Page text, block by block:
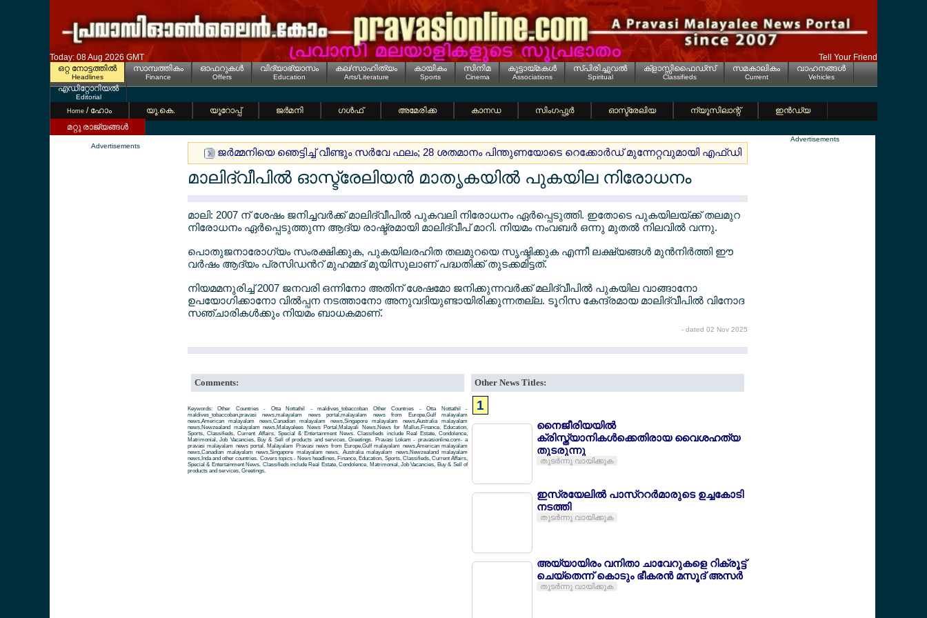
Today: 08 Aug 2026 GMT
Tell Your Friend
ഒറ്റ നോട്ടത്തില്‍
Headlines
സാമ്പത്തികം
Finance
ഓഫറുകള്‍
Offers
വിദ്യാഭ്യാസം
Education
കല/സാഹിത്യം
Arts/Literature
കായികം
Sports
സിനിമ
Cinema
കൂട്ടായ്മകള്‍
Associations
സ്പിരിച്ചുവല്‍
Spiritual
ക്ളാസ്സിഫൈഡ്സ്
Classifieds
സമകാലികം
Current
വാഹനങ്ങള്‍
Vehicles
എഡിറ്റോറിയല്‍
Editorial
Home / ഹോം യൂ.കെ. യൂറോപ്പ് ജര്‍മനി ഗള്‍ഫ് അമേരിക്ക കാനഡ സിംഗപ്പൂര്‍ ഓസ്ട്രേലിയ ന്യൂസിലാന്റ്
ഇന്‍ഡ്യ
മറ്റു രാജ്യങ്ങള്‍
Advertisements
ജര്‍മ്മനിയെ ഞെട്ടിച്ച് വീണ്ടും സര്‍വേ ഫലം; 28 ശതമാനം പിന്തുണയോടെ റെക്കോര്‍ഡ് മുന്നേറ്റവുമായി എഫ്ഡി
മാലിദ്വീപില്‍ ഓസ്ട്രേലിയന്‍ മാതൃകയില്‍ പുകയില നിരോധനം
മാലി: 2007 ന് ശേഷം ജനിച്ചവര്‍ക്ക് മാലിദ്വീപില്‍ പുകവലി നിരോധനം ഏര്‍പ്പെടുത്തി. ഇതോടെ പുകയിലയ്ക്ക് തലമുറ
നിരോധനം ഏര്‍പ്പെടുത്തുന്ന ആദ്യ രാഷ്ട്രമായി മാലിദ്വീപ് മാറി. നിയമം നംവബര്‍ ഒന്നു മുതല്‍ നിലവില്‍ വന്നു.
പൊതുജനാരോഗ്യം സംരക്ഷിക്കുക, പുകയിലരഹിത തലമുറയെ സൃഷ്ടിക്കുക എന്നീ ലക്ഷ്യങ്ങള്‍ മുന്‍നിര്‍ത്തി ഈ
വര്‍ഷം ആദ്യം പ്രസിഡന്‍റ് മുഹമ്മദ് മുയിസുലാണ് പദ്ധതിക്ക് തുടക്കമിട്ടത്.
നിയമമനുരിച്ച് 2007 ജനവരി ഒന്നിനോ അതിന് ശേഷമോ ജനിക്കുന്നവര്‍ക്ക് മലിദ്വീപില്‍ പുകയില വാങ്ങാനോ
ഉപയോഗിക്കാനോ വില്‍പ്പന നടത്താനോ അനുവദിയുണ്ടായിരിക്കുന്നതല്ല. ടൂറിസ കേന്ദ്രമായ മാലിദ്വീപില്‍ വിനോദ
സഞ്ചാരികള്‍ക്കും നിയമം ബാധകമാണ്.
- dated 02 Nov 2025
Comments:
Keywords: Other Countries - Otta Nottathil - maldives_tobaccoban Other Countries - Otta Nottathil -
maldives_tobaccoban,pravasi news,malayalam news portal,malayalam news from Europe,Gulf malayalam
news,American malayalam news,Canadian malayalam news,Singapore malayalam news,Australia malayalam
news,Newzealand malayalam news,Malayalees News Portal,Malayali News,News for Mallus,Finance, Education,
Sports, Classifieds, Current Affairs, Special & Entertainment News. Classifieds include Real Estate, Condolence,
Matrimonial, Job Vacancies, Buy & Sell of products and services, Greetings. Pravasi Lokam - pravasionline.com- a
pravasi malayalam news portal. Malayalam Pravasi news from Europe,Gulf malayalam news,American malayalam
news,Canadian malayalam news,Singapore malayalam news, Australia malayalam news,Newzealand malayalam
news,Inda and other countries. Covers topics - News headlines, Finance, Education, Sports, Classifieds, Current Affairs,
Special & Entertainment News. Classifieds include Real Estate, Condolence, Matrimonial, Job Vacancies, Buy & Sell of
products and services, Greetings.
Other News Titles:
1
നൈജീരിയയില്‍
ക്രിസ്ത്യാനികള്‍ക്കെതിരായ വൈശഹത്യ
തുടരുന്നു
തുടര്‍ന്നു വായിക്കുക
ഇസ്രയേലില്‍ പാസ്ററര്‍മാരുടെ ഉച്ചകോടി
നടത്തി
തുടര്‍ന്നു വായിക്കുക
അയ്യായിരം വനിതാ ചാവേറുകളെ റിക്രൂട്ട്
ചെയ്തെന്ന് കൊടും ഭീകരന്‍ മസൂദ് അസര്‍
തുടര്‍ന്നു വായിക്കുക
Advertisements